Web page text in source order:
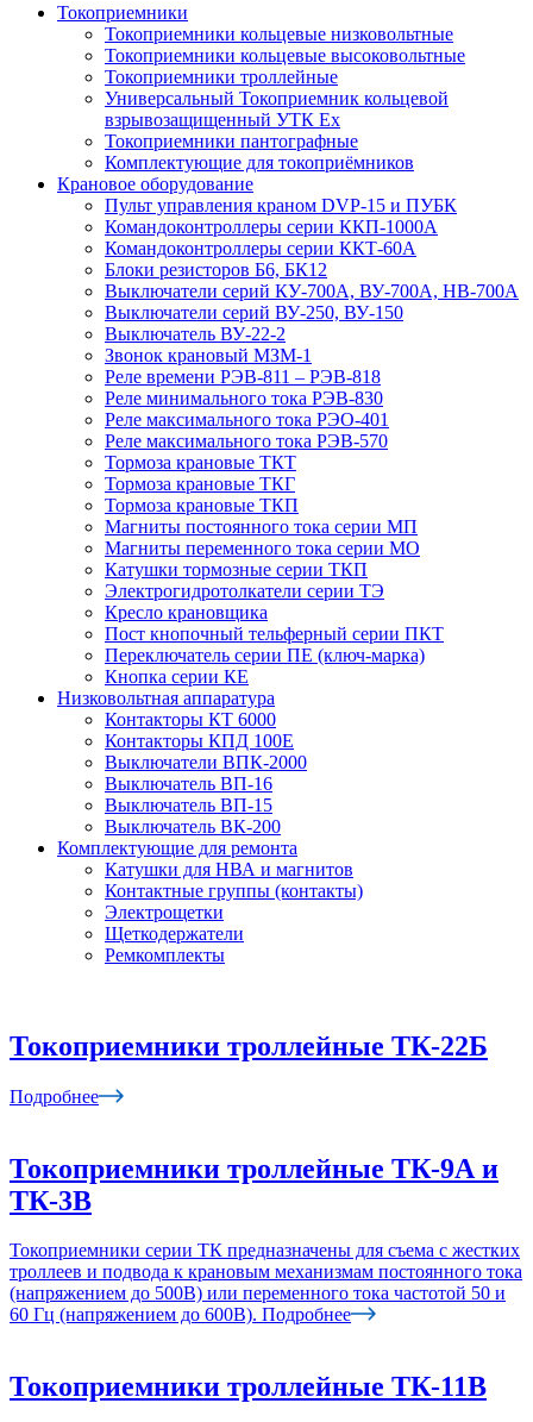
Токоприемники
Токоприемники кольцевые низковольтные
Токоприемники кольцевые высоковольтные
Токоприемники троллейные
Универсальный Токоприемник кольцевой
взрывозащищенный УТК Ех
Токоприемники пантографные
Комплектующие для токоприёмников
Крановое оборудование
Пульт управления краном DVP-15 и ПУБК
Командоконтроллеры серии ККП-1000А
Командоконтроллеры серии ККТ-60А
Блоки резисторов Б6, БК12
Выключатели серий КУ-700А, ВУ-700А, НВ-700А
Выключатели серий ВУ-250, ВУ-150
Выключатель ВУ-22-2
Звонок крановый МЗМ-1
Реле времени РЭВ-811 – РЭВ-818
Реле минимального тока РЭВ-830
Реле максимального тока РЭО-401
Реле максимального тока РЭВ-570
Тормоза крановые ТКТ
Тормоза крановые ТКГ
Тормоза крановые ТКП
Магниты постоянного тока серии МП
Магниты переменного тока серии МО
Катушки тормозные серии ТКП
Электрогидротолкатели серии ТЭ
Кресло крановщика
Пост кнопочный тельферный серии ПКТ
Переключатель серии ПЕ (ключ-марка)
Кнопка серии КЕ
Низковольтная аппаратура
Контакторы КТ 6000
Контакторы КПД 100Е
Выключатели ВПК-2000
Выключатель ВП-16
Выключатель ВП-15
Выключатель ВК-200
Комплектующие для ремонта
Катушки для НВА и магнитов
Контактные группы (контакты)
Электрощетки
Щеткодержатели
Ремкомплекты
Токоприемники троллейные ТК-22Б
Подробнее
Токоприемники троллейные ТК-9А и
ТК-3В
Токоприемники серии ТК предназначены для съема с жестких
троллеев и подвода к крановым механизмам постоянного тока
(напряжением до 500В) или переменного тока частотой 50 и
60 Гц (напряжением до 600В). Подробнее
Токоприемники троллейные ТК-11В